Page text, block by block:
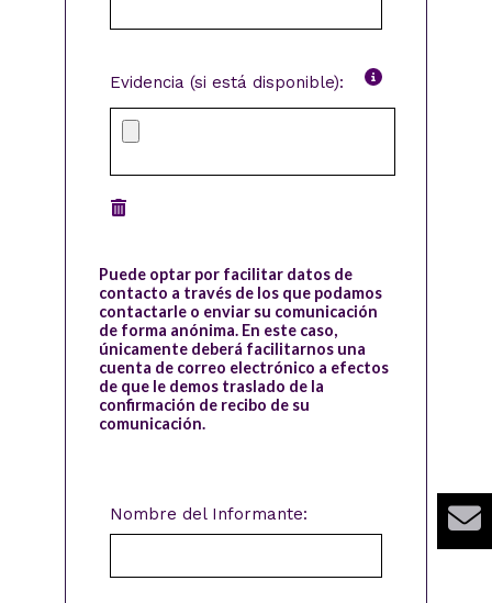
Evidencia (si está disponible):
Puede optar por facilitar datos de
contacto a través de los que podamos
contactarle o enviar su comunicación
de forma anónima. En este caso,
únicamente deberá facilitarnos una
cuenta de correo electrónico a efectos
de que le demos traslado de la
confirmación de recibo de su
comunicación.
Nombre del Informante: